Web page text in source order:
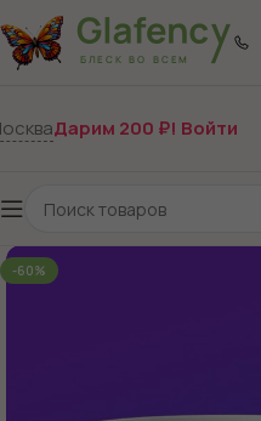
Дарим 200 ₽! Войти
-60%